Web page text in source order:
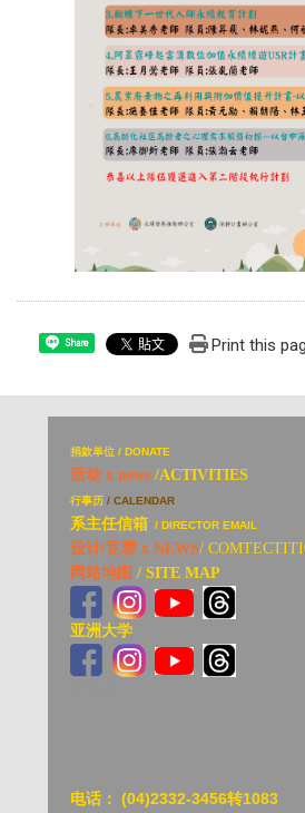
Share Print this
捐款单位 / DONATE
活动 x news /ACTIVITIES
行事历 / CALENDAR
系主任信箱 / DIRECTOR EMAIL
设计/竞赛 x NEWS/
网站地图 / SITE MAP
亚洲大学
电话： (04)2332-3456转1083